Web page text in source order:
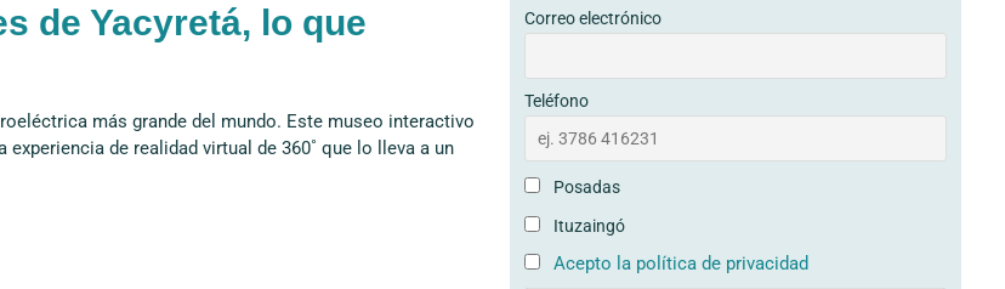
de Yacyretá, lo que
más grande del mundo. Este museo interactivo
de realidad virtual de 360˚ que lo lleva a un
Correo electrónico
Teléfono
Posadas
Ituzaingó
Acepto la política de privacidad